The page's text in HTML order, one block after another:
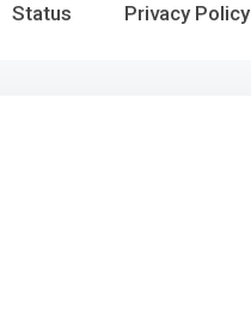
Status Privacy Policy